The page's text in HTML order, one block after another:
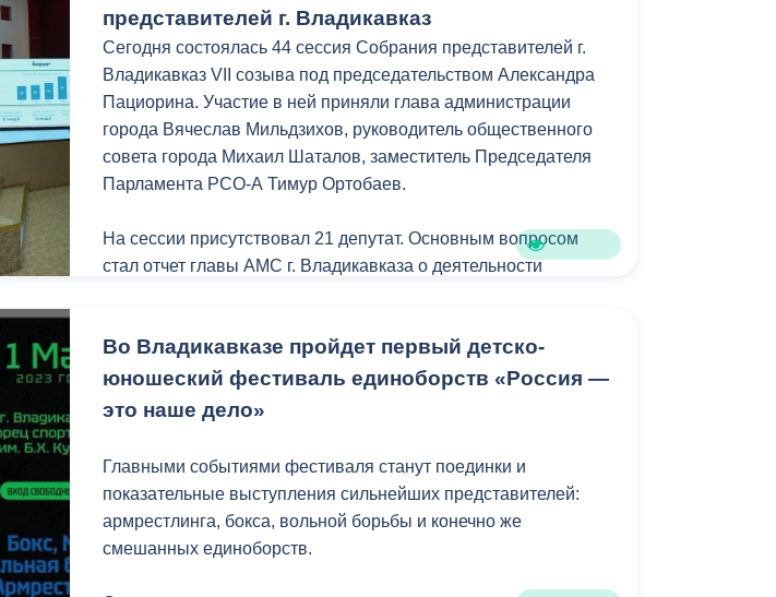
представителей г. Владикавказ
Сегодня состоялась 44 сессия Собрания представителей г.
Владикавказ VII созыва под председательством Александра
Пациорина. Участие в ней приняли глава администрации
города Вячеслав Мильдзихов, руководитель общественного
совета города Михаил Шаталов, заместитель Председателя
Парламента РСО-А Тимур Ортобаев.
На сессии присутствовал 21 депутат. Основным вопросом
стал отчет главы АМС г. Владикавказа о деятельности
направления жизнедеятельности: экономика,
благоустройство, дорожное строительство и транспорт,
жилищная политика, социальная сфера.
«В 2022 году работа городской администрации в отчетном
периоде строилась на выполнении текущих задач и
выработке новых более эффективных методов дальнейшего
развития нашего города. Так, в сфере благоустройства в
также 65 дворовых территорий. В сфере дорожного
Во Владикавказе пройдет первый детско-
юношеский фестиваль единоборств «Россия —
это наше дело»
Главными событиями фестиваля станут поединки и
показательные выступления сильнейших представителей:
армрестлинга, бокса, вольной борьбы и конечно же
смешанных единоборств.